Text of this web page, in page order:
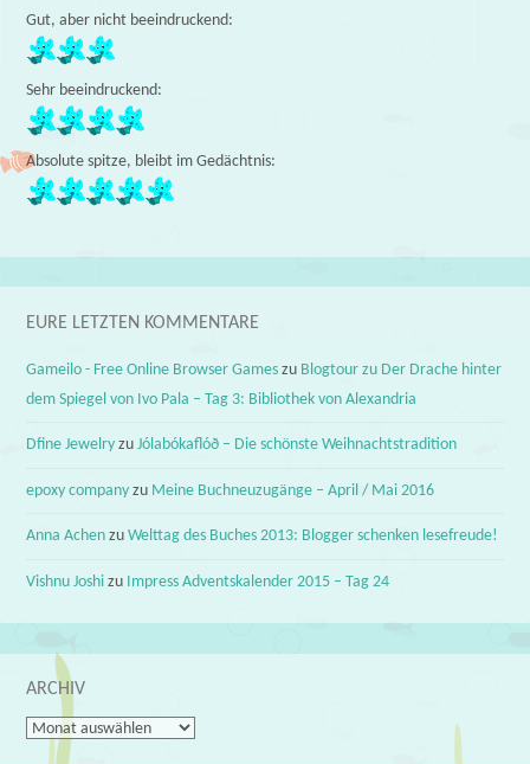
Gut, aber nicht beeindruckend:
Sehr beeindruckend:
Absolute spitze, bleibt im Gedächtnis:
EURE LETZTEN KOMMENTARE
Gameilo - Free Online Browser Games zu Blogtour zu Der Drache hinter
dem Spiegel von Ivo Pala – Tag 3: Bibliothek von Alexandria
Dfine Jewelry zuJólabókaflóð – Die schönste Weihnachtstradition
epoxy company zu Meine Buchneuzugänge – April / Mai 2016
Anna Achen zuWelttag des Buches 2013: Blogger schenken lesefreude!
Vishnu Joshi zu Impress Adventskalender 2015 – Tag 24
ARCHIV
Archiv